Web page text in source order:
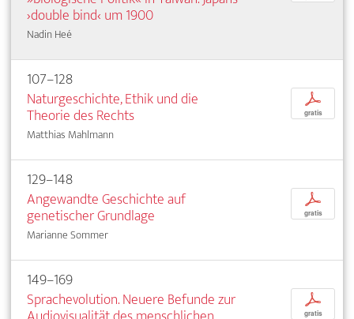
›double bind‹ um 1900
Nadin Heé
107–128
Naturgeschichte, Ethik und die
Theorie des Rechts
Matthias Mahlmann
p
gratis
129–148
Angewandte Geschichte auf
genetischer Grundlage
Marianne Sommer
p
gratis
149–169
Sprachevolution. Neuere Befunde zur
p
gratis